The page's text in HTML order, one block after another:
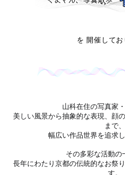
を 開催してお
山科在住の写真家
美しい風景から抽象的な表現、顔
まで、
幅広い作品世界を追求
その多彩な活動の
長年にわたり京都の伝統的なお祭
す。